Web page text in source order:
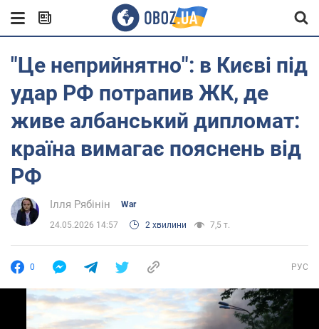
"Це неприйнятно": в Києві під
удар РФ потрапив ЖК, де
живе албанський дипломат:
країна вимагає пояснень від
РФ
Ілля Рябінін War
24.05.2026 14:57 2 хвилини 7,5 т.
0 РУС